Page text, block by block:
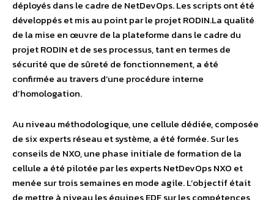
déployés dans le cadre de NetDevOps. Les scripts ont été
développés et mis au point par le projet RODIN.La qualité
de la mise en œuvre de la plateforme dans le cadre du
projet RODIN et de ses processus, tant en termes de
sécurité que de sûreté de fonctionnement, a été
confirmée au travers d’une procédure interne
d’homologation.
Au niveau méthodologique, une cellule dédiée, composée
de six experts réseau et système, a été formée. Sur les
conseils de NXO, une phase initiale de formation de la
cellule a été pilotée par les experts NetDevOps NXO et
menée sur trois semaines en mode agile. L’objectif était